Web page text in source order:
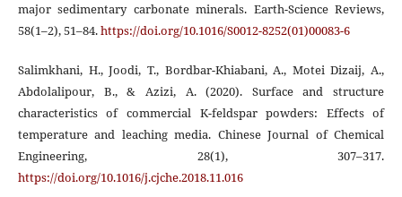
major sedimentary carbonate minerals. Earth-Science Reviews,
58(1–2), 51–84.https://doi.org/10.1016/S0012-8252(01)00083-6
Salimkhani, H., Joodi, T., Bordbar-Khiabani, A., Motei Dizaij, A.,
Abdolalipour, B., & Azizi, A. (2020). Surface and structure
characteristics of commercial K-feldspar powders: Effects of
temperature and leaching media. Chinese Journal of Chemical
Engineering, 28(1), 307–317.
https://doi.org/10.1016/j.cjche.2018.11.016